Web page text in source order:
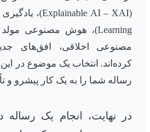
مصنوعی اخلاقی، افق‌های
کرده‌اند. انتخاب یک موضوع در
رساله شما را به یک کار پیشرو و
در نهایت، انجام یک